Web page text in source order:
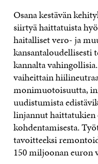
Osana kestävän
siirtyä haittatuista
haitalliset vero- ja
kansantaloudellisesti
kannalta
vaiheittain
monimuotoisuutta,
uudistumista
linjannut haittatukien
kohdentamisesta.
tavoitteeksi
150 miljoonan euron